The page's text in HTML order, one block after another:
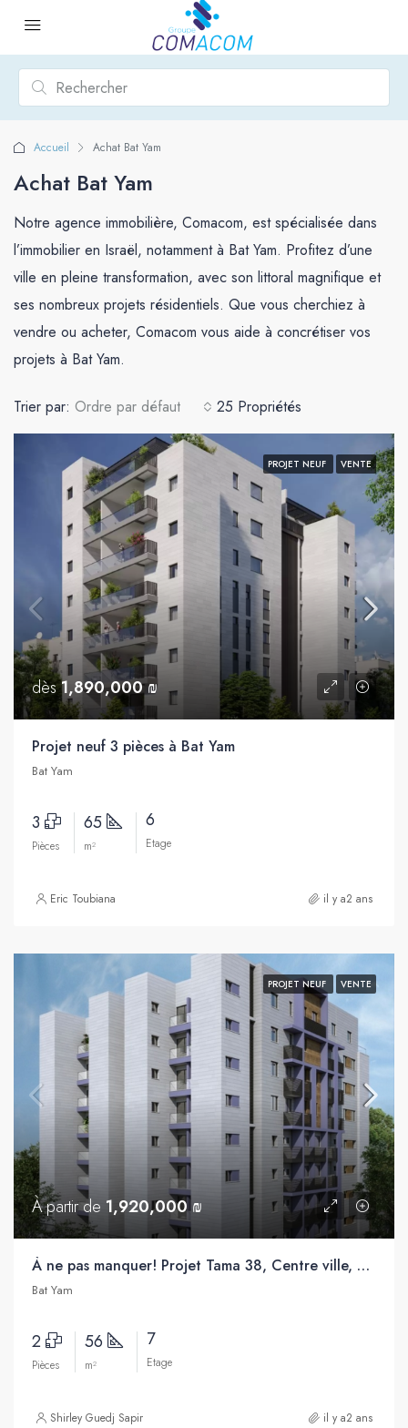
Accueil Achat Bat Yam
Achat Bat Yam
Notre agence immobilière, Comacom, est spécialisée dans
l’immobilier en Israël, notamment à Bat Yam. Profitez d’une
ville en pleine transformation, avec son littoral magnifique et
ses nombreux projets résidentiels. Que vous cherchiez à
vendre ou acheter, Comacom vous aide à concrétiser vos
projets à Bat Yam.
25 Propriétés
Trier par: Ordre par défaut
PROJET NEUF VENTE
dès1,890,000 ₪
Projet neuf 3 pièces à Bat Yam
Bat Yam
3
Pièces
65
m²
6
Etage
Eric Toubiana il y a2 ans
PROJET NEUF VENTE
À partir de 1,920,000 ₪
À ne pas manquer! Projet Tama 38, Centre ville, Bat Yam
Bat Yam
2
Pièces
56
m²
7
Etage
Shirley Guedj Sapir il y a2 ans